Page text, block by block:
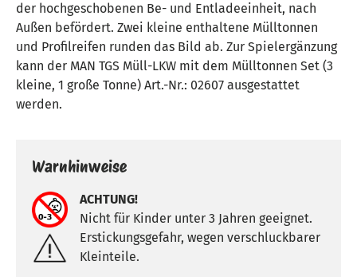
der hochgeschobenen Be- und Entladeeinheit, nach
Außen befördert. Zwei kleine enthaltene Mülltonnen
und Profilreifen runden das Bild ab. Zur Spielergänzung
kann der MAN TGS Müll-LKW mit dem Mülltonnen Set (3
kleine, 1 große Tonne) Art.-Nr.: 02607 ausgestattet
werden.
Warnhinweise
ACHTUNG!
Nicht für Kinder unter 3 Jahren geeignet.
Erstickungsgefahr, wegen verschluckbarer
Kleinteile.